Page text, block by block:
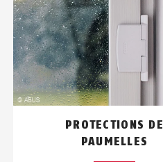
PROTECTIONS DE
PAUMELLES